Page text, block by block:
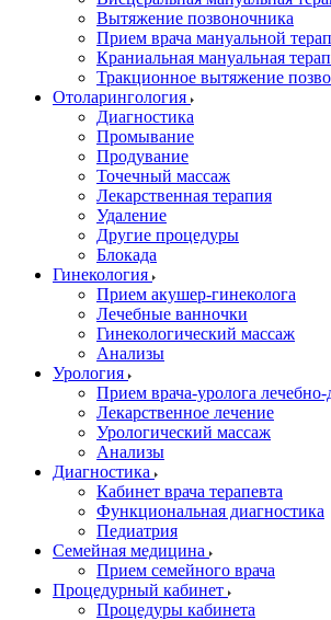
Вытяжение позвоночника
Прием врача мануальной
Краниальная мануальная
Тракционное вытяжение
Отоларингология
Диагностика
Промывание
Продувание
Точечный массаж
Лекарственная терапия
Удаление
Другие процедуры
Блокада
Гинекология
Прием акушер-гинеколога
Лечебные ванночки
Гинекологический массаж
Анализы
Урология
Прием врача-уролога лечебно-
Лекарственное лечение
Урологический массаж
Анализы
Диагностика
Кабинет врача терапевта
Функциональная диагностика
Педиатрия
Семейная медицина
Прием семейного врача
Процедурный кабинет
Процедуры кабинета